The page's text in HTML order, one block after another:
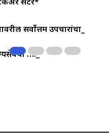
सर्वोत्तम उपचारांचा_
…!_